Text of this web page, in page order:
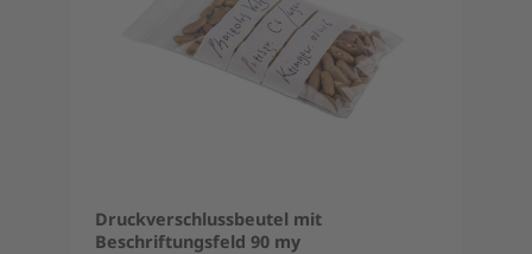
Druckverschlussbeutel mit
Beschriftungsfeld 90 my